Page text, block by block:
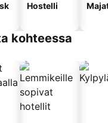
Hostelli
kohteessa